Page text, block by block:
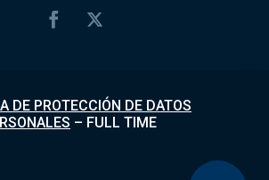
DE PROTECCIÓN DE DATOS
– FULL TIME